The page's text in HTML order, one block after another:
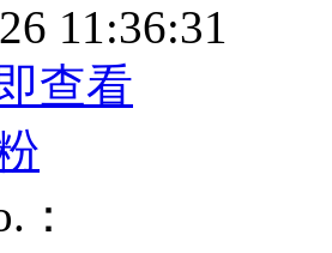
11:36:31
查看
：